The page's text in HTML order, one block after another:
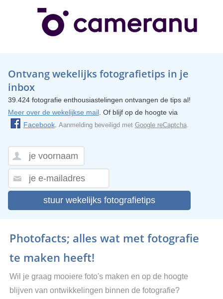
Ontvang wekelijks fotografietips in je
inbox
39.424 fotografie enthousiastelingen ontvangen de tips al!
Meer over de wekelijkse mail. Of blijf op de hoogte via
Facebook. Aanmelding beveiligd met Google reCaptcha.
stuur wekelijks fotografietips
Photofacts; alles wat met fotografie
te maken heeft!
Wil je graag mooiere foto's maken en op de hoogte
blijven van ontwikkelingen binnen de fotografie?